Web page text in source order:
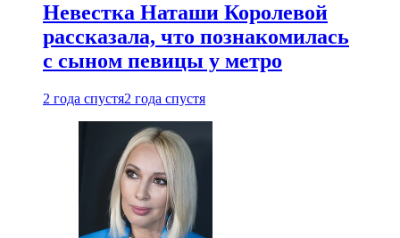
Невестка Наташи Королевой
рассказала, что познакомилась
с сыном певицы у метро
2 года спустя2 года спустя